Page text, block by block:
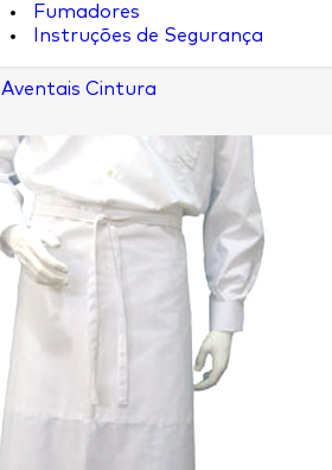
Fumadores
Instruções de Segurança
Aventais Cintura